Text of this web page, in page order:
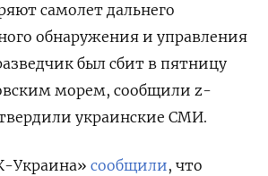
самолет дальнего
обнаружения и управления
был сбит в пятницу
морем, сообщили z-
украинские СМИ.
Украина» сообщили, что